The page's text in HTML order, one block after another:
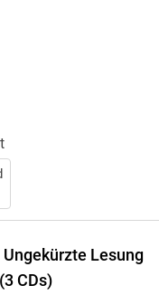
Lesung
CDs)